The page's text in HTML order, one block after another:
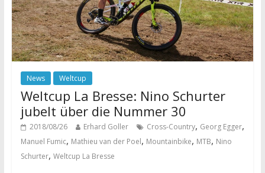
News Weltcup
Weltcup La Bresse: Nino Schurter
jubelt über die Nummer 30
2018/08/26 Erhard Goller Cross-Country, Georg Egger,
Manuel Fumic, Mathieu van der Poel, Mountainbike, MTB, Nino
Schurter, Weltcup La Bresse